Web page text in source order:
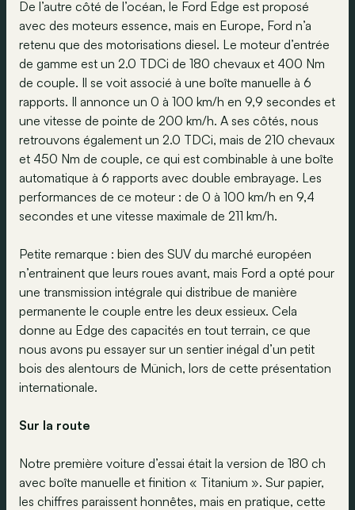
De l’autre côté de l’océan, le Ford Edge est proposé
avec des moteurs essence, mais en Europe, Ford n’a
retenu que des motorisations diesel. Le moteur d’entrée
de gamme est un 2.0 TDCi de 180 chevaux et 400 Nm
de couple. Il se voit associé à une boîte manuelle à 6
rapports. Il annonce un 0 à 100 km/h en 9,9 secondes et
une vitesse de pointe de 200 km/h. A ses côtés, nous
retrouvons également un 2.0 TDCi, mais de 210 chevaux
et 450 Nm de couple, ce qui est combinable à une boîte
automatique à 6 rapports avec double embrayage. Les
performances de ce moteur : de 0 à 100 km/h en 9,4
secondes et une vitesse maximale de 211 km/h.
Petite remarque : bien des SUV du marché européen
n’entrainent que leurs roues avant, mais Ford a opté pour
une transmission intégrale qui distribue de manière
permanente le couple entre les deux essieux. Cela
donne au Edge des capacités en tout terrain, ce que
nous avons pu essayer sur un sentier inégal d’un petit
bois des alentours de Münich, lors de cette présentation
internationale.
Sur la route
Notre première voiture d’essai était la version de 180 ch
avec boîte manuelle et finition « Titanium ». Sur papier,
les chiffres paraissent honnêtes, mais en pratique, cette